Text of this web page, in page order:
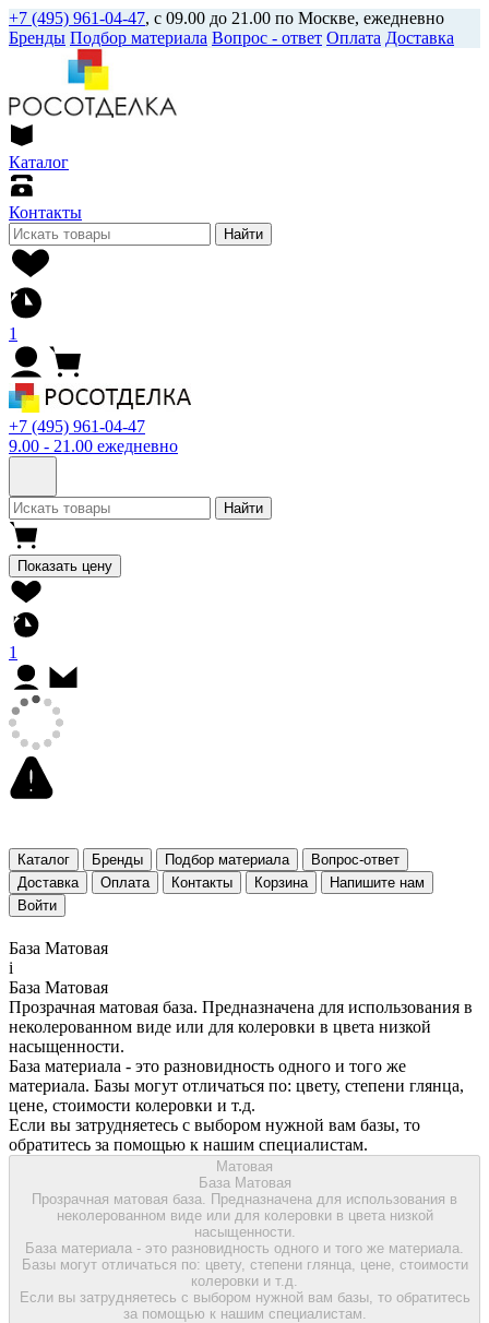
+7 (495) 961-04-47, с 09.00 до 21.00 по Москве, ежедневно
Бренды Подбор материала Вопрос - ответ Оплата Доставка
Каталог
Контакты
Найти
1
+7 (495) 961-04-47
9.00 - 21.00 ежедневно
Найти
Показать цену
1
Каталог Бренды Подбор материала
Вопрос-ответ
Доставка
Оплата Контакты Корзина
Напишите нам
Войти
База Матовая
i
База Матовая
Прозрачная матовая база. Предназначена для использования в
неколерованном виде или для колеровки в цвета низкой
насыщенности.
База материала - это разновидность одного и того же
материала. Базы могут отличаться по: цвету, степени глянца,
цене, стоимости колеровки и т.д.
Если вы затрудняетесь с выбором нужной вам базы, то
обратитесь за помощью к нашим специалистам.
Матовая
База Матовая
Прозрачная матовая база. Предназначена для использования в
неколерованном виде или для колеровки в цвета низкой
насыщенности.
База материала - это разновидность одного и того же материала.
Базы могут отличаться по: цвету, степени глянца, цене, стоимости
колеровки и т.д.
Если вы затрудняетесь с выбором нужной вам базы, то обратитесь
за помощью к нашим специалистам.